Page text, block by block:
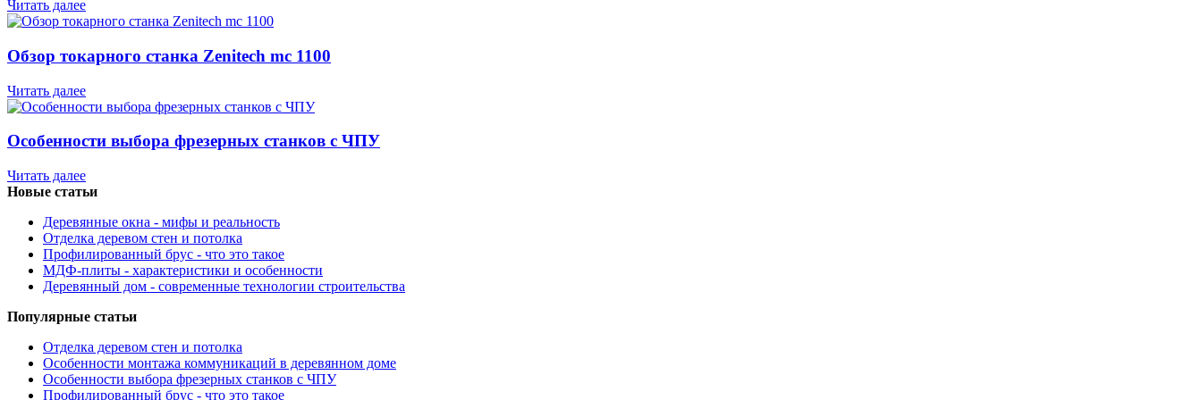
Читать далее
Обзор токарного станка Zenitech mc 1100
Читать далее
Особенности выбора фрезерных станков с ЧПУ
Читать далее
Новые статьи
Деревянные окна - мифы и реальность
Отделка деревом стен и потолка
Профилированный брус - что это такое
МДФ-плиты - характеристики и особенности
Деревянный дом - современные технологии строительства
Популярные статьи
Отделка деревом стен и потолка
Особенности монтажа коммуникаций в деревянном доме
Особенности выбора фрезерных станков с ЧПУ
Профилированный брус - что это такое